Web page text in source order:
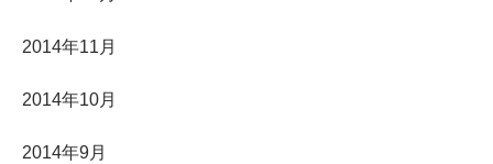
2014年11月
2014年10月
2014年9月